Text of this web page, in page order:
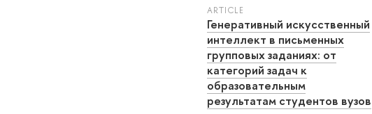
ARTICLE
Генеративный искусственный
интеллект в письменных
групповых заданиях: от
категорий задач к
образовательным
результатам студентов вузов